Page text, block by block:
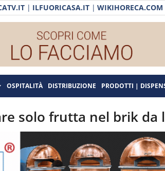
| ILFUORICASA.IT | WIKIHORECA.COM
OSPITALITÀ DISTRIBUZIONE PRODOTTI |
solo frutta nel brik da